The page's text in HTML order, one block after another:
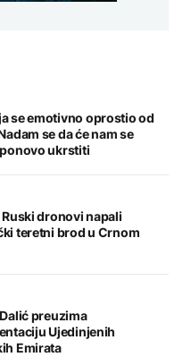
se emotivno oprostio od
se da će nam se
ukrstiti
dronovi napali
teretni brod u Crnom
preuzima
Ujedinjenih
Emirata